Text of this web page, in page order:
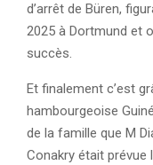
d’arrêt de Büren,
2025 à Dortmund et
succès.
Et finalement c’est
hambourgeoise
de la famille que M
Conakry était prévue